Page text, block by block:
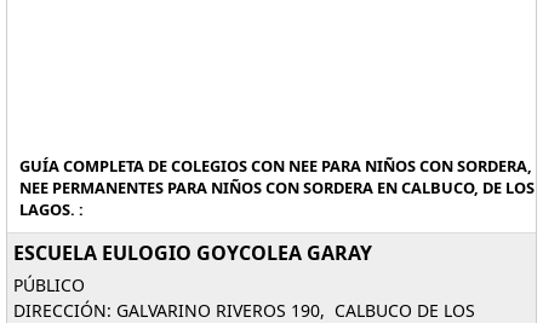
GUÍA COMPLETA DE COLEGIOS CON NEE PARA NIÑOS CON SORDERA,
NEE PERMANENTES PARA NIÑOS CON SORDERA EN CALBUCO, DE LOS
LAGOS. :
ESCUELA EULOGIO GOYCOLEA GARAY
PÚBLICO
DIRECCIÓN: GALVARINO RIVEROS 190, CALBUCO DE LOS